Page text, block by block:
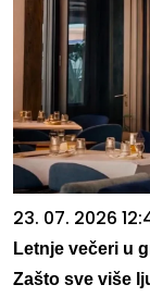
23. 07. 2026
Letnje večeri u
Zašto sve više